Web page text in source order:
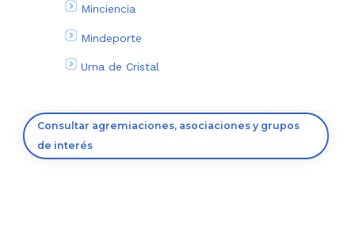
Minciencia
Mindeporte
Urna de Cristal
Consultar agremiaciones, asociaciones y grupos
de interés